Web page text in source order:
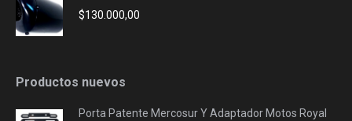
$130.000,00
Productos nuevos
Porta Patente Mercosur Y Adaptador Motos Royal